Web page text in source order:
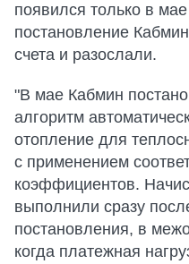
появился только в
постановление
счета и разослали.
"В мае Кабмин
алгоритм
отопление для
с применением
коэффициентов.
выполнили сразу
постановления, в
когда платежная